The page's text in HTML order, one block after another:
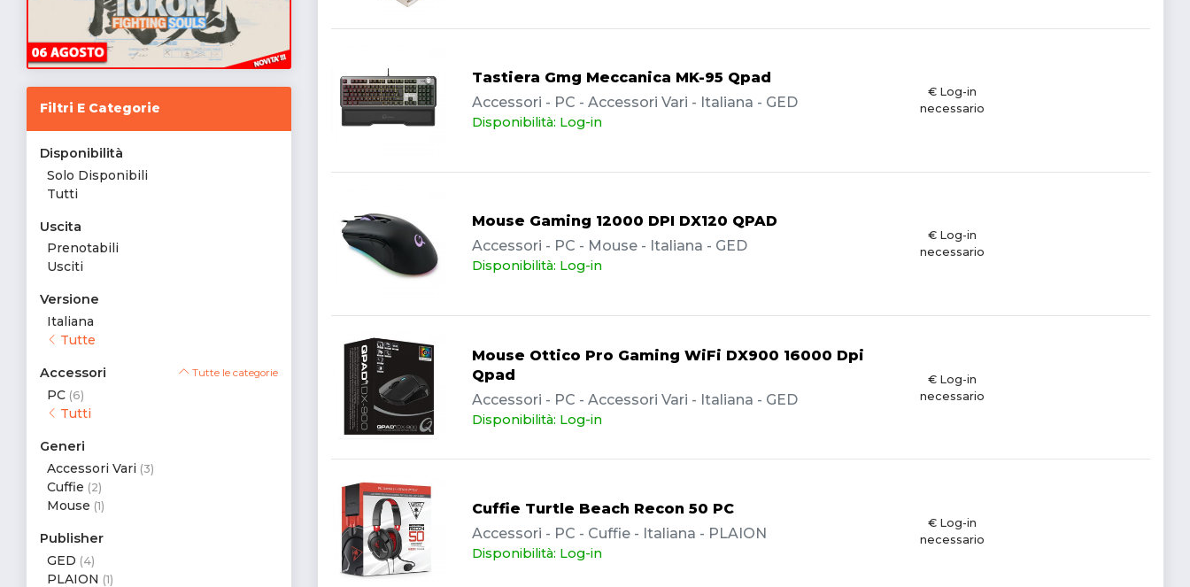
Filtri E Categorie
Disponibilità
Solo Disponibili
Tutti
Uscita
Prenotabili
Usciti
Versione
Italiana
Tutte
Accessori Tutte le categorie
PC (6)
Tutti
Generi
Accessori Vari (3)
Cuffie (2)
Mouse (1)
Publisher
GED (4)
PLAION (1)
Tastiera Gmg Meccanica MK-95 Qpad
Accessori - PC - Accessori Vari - Italiana - GED
Disponibilità: Log-in
€ Log-in
necessario
Mouse Gaming 12000 DPI DX120 QPAD
Accessori - PC - Mouse - Italiana - GED
Disponibilità: Log-in
€ Log-in
necessario
Mouse Ottico Pro Gaming WiFi DX900 16000 Dpi
Qpad
Accessori - PC - Accessori Vari - Italiana - GED
Disponibilità: Log-in
€ Log-in
necessario
Cuffie Turtle Beach Recon 50 PC
Accessori - PC - Cuffie - Italiana - PLAION
Disponibilità: Log-in
€ Log-in
necessario